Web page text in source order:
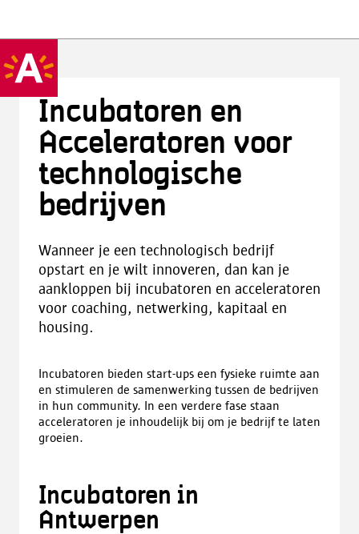
Incubatoren en
Acceleratoren voor
technologische
bedrijven
Wanneer je een technologisch bedrijf
opstart en je wilt innoveren, dan kan je
aankloppen bij incubatoren en acceleratoren
voor coaching, netwerking, kapitaal en
housing.
Incubatoren bieden start-ups een fysieke ruimte aan
en stimuleren de samenwerking tussen de bedrijven
in hun community. In een verdere fase staan
acceleratoren je inhoudelijk bij om je bedrijf te laten
groeien.
Incubatoren in
Antwerpen